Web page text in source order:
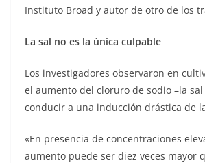
Instituto Broad y autor de otro de los
La sal no es la única culpable
Los investigadores observaron en
el aumento del cloruro de sodio –la
conducir a una inducción drástica de
«En presencia de concentraciones
aumento puede ser diez veces mayor